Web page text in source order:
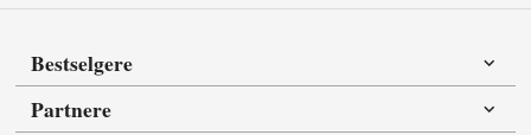
Bestselgere
Partnere